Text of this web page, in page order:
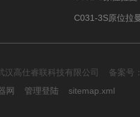
汉高仕睿联科技有限公司 备案号：
网 管理登陆 sitemap.xml